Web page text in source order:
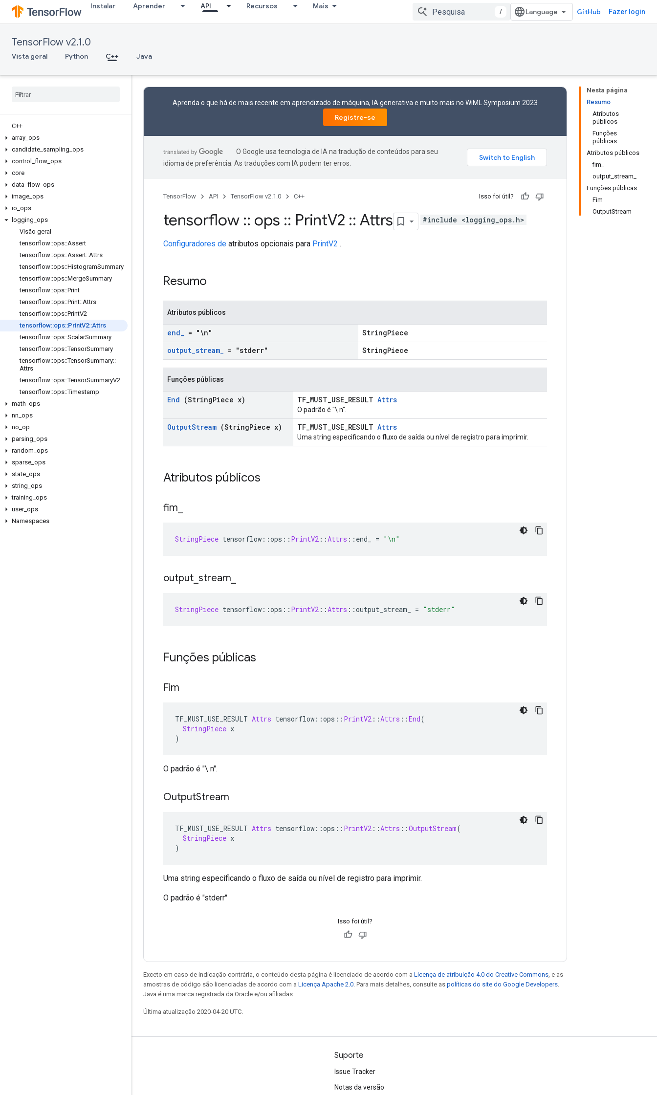
Instalar Aprender API Recursos Mais
/ GitHub Fazer login
TensorFlow v2.1.0
Vista geral Python C++ Java
C++
array ops
candidate sampling ops
control
flow ops
core
data flow ops
image ops
io ops
logging ops
Visão geral
tensorflow::ops::Assert
tensorflow::ops::Assert::Attrs
tensorflow::ops::HistogramSummary
tensorflow::ops::MergeSummary
tensorflow::ops::Print
tensorflow::ops::Print::Attrs
tensorflow::ops::PrintV2
tensorflow::ops::PrintV2::Attrs
tensorflow::ops::ScalarSummary
tensorflow::ops::TensorSummary
tensorflow::ops::TensorSummary::
Attrs
tensorflow::ops::TensorSummaryV2
tensorflow::ops::Timestamp
math ops
nn ops
no op
parsing ops
random ops
sparse ops
state ops
string ops
training ops
user_ ops
Namespaces
Nesta página
Resumo
Atributos
públicos
Funções
públicas
Atributos públicos
fim_
output_stream_
Funções públicas
Fim
OutputStream
Aprenda o que há de mais recente em aprendizado de máquina, IA generativa e muito mais no WiML Symposium 2023
Registre-se
O Google usa tecnologia de IA na tradução de conteúdos para seu
idioma de preferência. As traduções com IA podem ter erros.
TensorFlow API TensorFlow v2.1.0 C++ Isso foi útil?
tensorflow :: ops :: PrintV2 :: Attrs #include <logging_ops.h>
Configuradores de atributos opcionais para PrintV2 .
Resumo
Atributos públicos
end_ = "\n"
StringPiece
output_stream_ = "stderr" StringPiece
Funções públicas
End (StringPiece x) TF_MUST_USE_RESULT Attrs
O padrão é "\ n".
OutputStream (StringPiece x) TF_MUST_USE_RESULT Attrs
Uma string especificando o fluxo de saída ou nível de registro para imprimir.
Atributos públicos
fim
StringPiece tensorflow ::ops :: PrintV2 ::Attrs :: end_ = "\n"
output stream
StringPiece tensorflow ::ops :: PrintV2 ::Attrs ::output_stream_ = "stderr"
Funções públicas
Fim
TF_MUST_USE_RESULT Attrs tensorflow ::ops :: PrintV2 ::Attrs ::End(
StringPiece x
)
O padrão é "\ n".
OutputStream
TF_MUST_USE_RESULT Attrs tensorflow ::ops :: PrintV2 ::Attrs ::OutputStream(
StringPiece x
)
Uma string especificando o fluxo de saída ou nível de registro para imprimir.
O padrão é "stderr"
Isso foi útil?
Exceto em caso de indicação contrária, o conteúdo desta página é licenciado de acordo com a Licença de atribuição 4.0 do Creative Commons , e as
amostras de código são licenciadas de acordo com a Licença Apache 2.0 . Para mais detalhes, consulte as políticas do site do Google Developers
Java é uma marca registrada da Oracle e/ou afiliadas.
Última atualização 2020-04-20 UTC.
Suporte
Issue Tracker
Notas da versão